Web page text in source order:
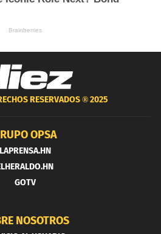
RESERVADOS ®2025
OPSA
LAPRENSA.HN
GOTV
NOSOTROS